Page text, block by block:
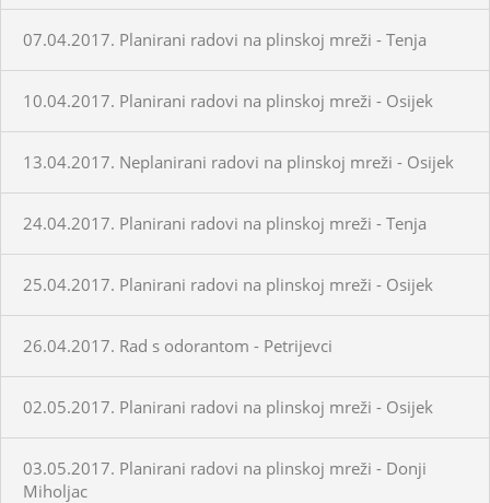
07.04.2017. Planirani radovi na plinskoj mreži - Tenja
10.04.2017. Planirani radovi na plinskoj mreži - Osijek
13.04.2017. Neplanirani radovi na plinskoj mreži - Osijek
24.04.2017. Planirani radovi na plinskoj mreži - Tenja
25.04.2017. Planirani radovi na plinskoj mreži - Osijek
26.04.2017. Rad s odorantom - Petrijevci
02.05.2017. Planirani radovi na plinskoj mreži - Osijek
03.05.2017. Planirani radovi na plinskoj mreži - Donji
Miholjac